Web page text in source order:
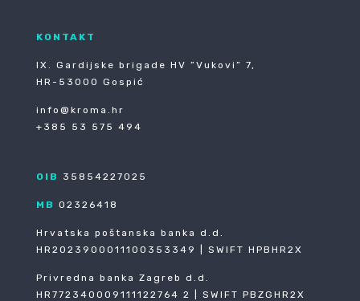
KONTAKT
IX. Gardijske brigade HV ”Vukovi” 7,
HR-53000 Gospić
info@kroma.hr
+385 53 575 494
OIB 35854227025
MB 02326418
Hrvatska poštanska banka d.d.
HR2023900011100353349 | SWIFT HPBHR2X
Privredna banka Zagreb d.d.
HR772340009111122764 2 | SWIFT PBZGHR2X